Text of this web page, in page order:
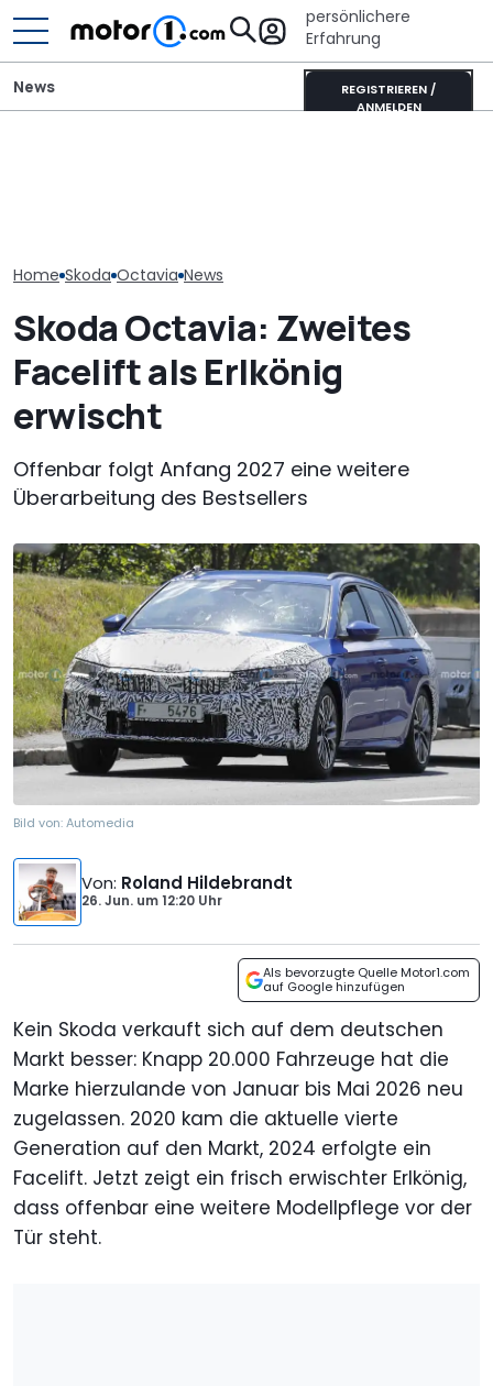
persönlichere
Erfahrung
REGISTRIEREN /
ANMELDEN
News
Home Skoda Octavia News
Skoda Octavia: Zweites
Facelift als Erlkönig
erwischt
Offenbar folgt Anfang 2027 eine weitere
Überarbeitung des Bestsellers
Bild von:Automedia
Von: Roland Hildebrandt
26. Jun. um12:20 Uhr
Als bevorzugte Quelle Motor1.com
auf Google hinzufügen
Kein Skoda verkauft sich auf dem deutschen
Markt besser: Knapp 20.000 Fahrzeuge hat die
Marke hierzulande von Januar bis Mai 2026 neu
zugelassen. 2020 kam die aktuelle vierte
Generation auf den Markt, 2024 erfolgte ein
Facelift. Jetzt zeigt ein frisch erwischter Erlkönig,
dass offenbar eine weitere Modellpflege vor der
Tür steht.